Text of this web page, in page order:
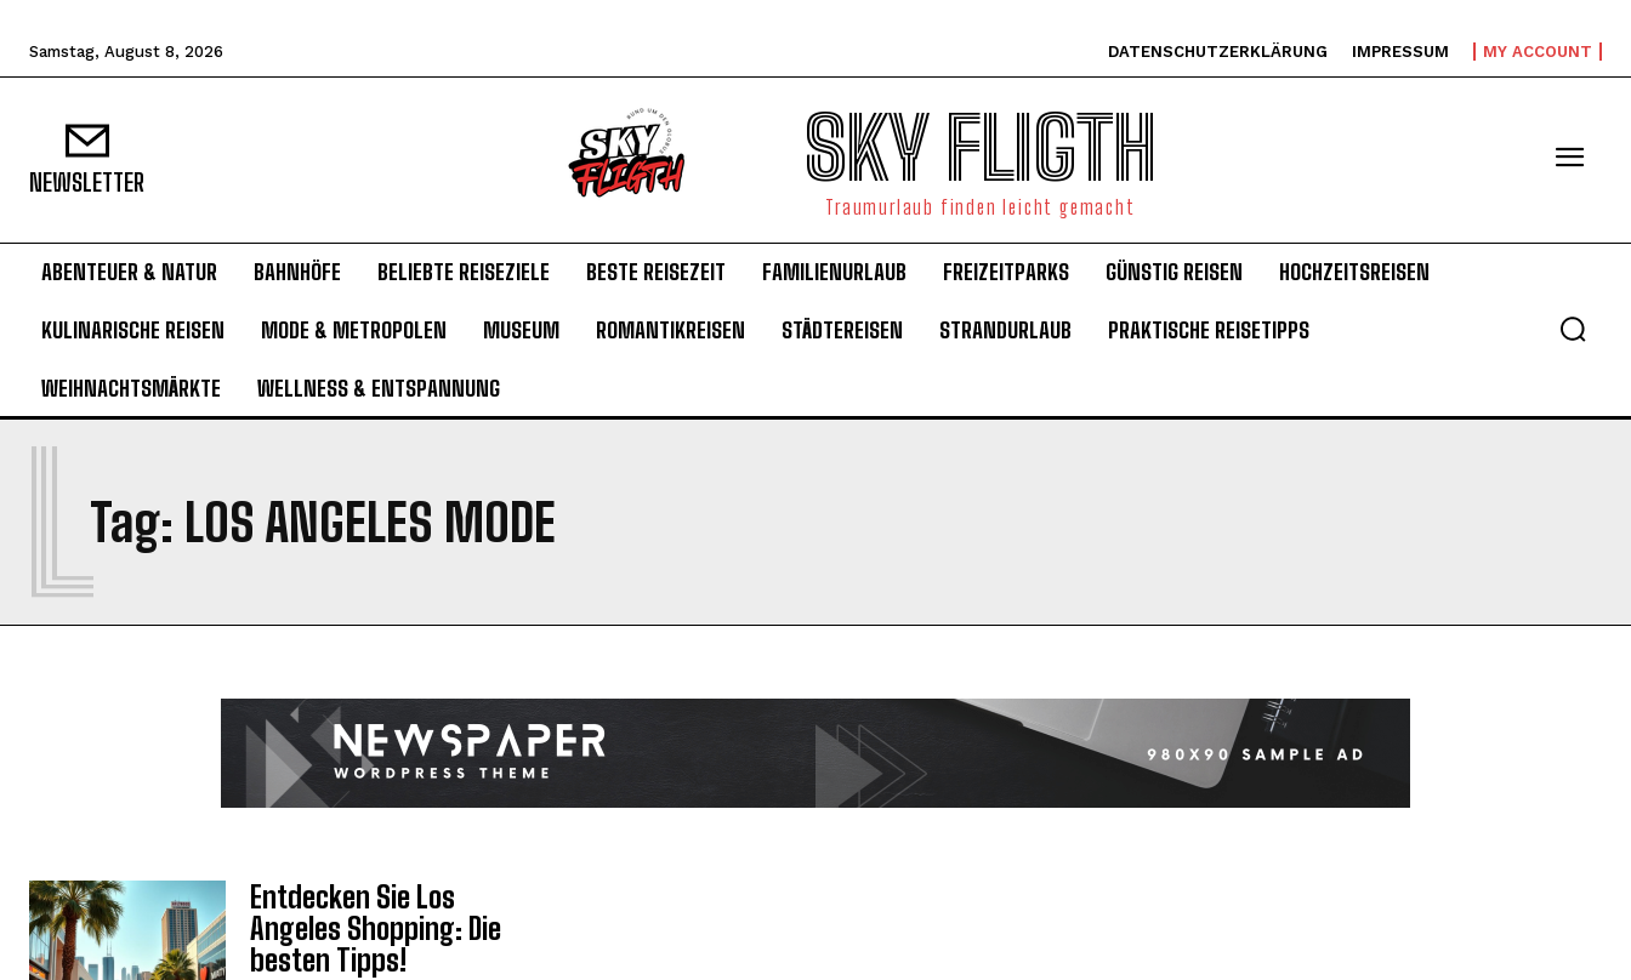
Samstag, August 8, 2026 DATENSCHUTZERKLÄRUNG IMPRESSUM MY ACCOUNT
NEWSLETTER SKY FLIGTH
Traumurlaub finden leicht gemacht
ABENTEUER & NATUR BAHNHÖFE BELIEBTE REISEZIELE BESTE REISEZEIT FAMILIENURLAUB FREIZEITPARKS GÜNSTIG REISEN HOCHZEITSREISEN
KULINARISCHE REISEN MODE & METROPOLEN MUSEUM ROMANTIKREISEN STÄDTEREISEN STRANDURLAUB PRAKTISCHE REISETIPPS
WEIHNACHTSMÄRKTE WELLNESS & ENTSPANNUNG
Tag: LOS ANGELES MODE
L
Entdecken Sie Los
Angeles Shopping: Die
besten Tipps!